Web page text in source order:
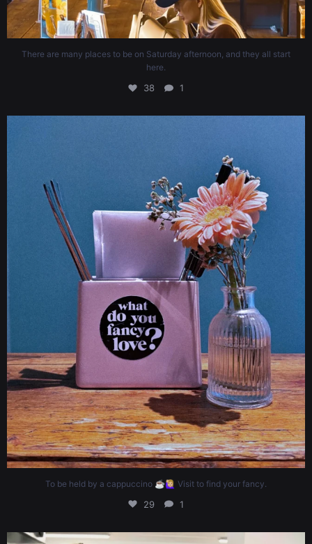
There are many places to be on Saturday afternoon, and they all start
here.
38 1
To be held by a cappuccino ☕️🙋🏼‍♀️ Visit to find your fancy.
29 1